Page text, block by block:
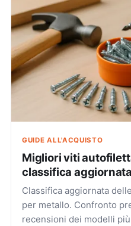
GUIDE ALL'ACQUISTO
Migliori viti
classifica
Classifica aggiornata
per metallo. Confronto
recensioni dei modelli